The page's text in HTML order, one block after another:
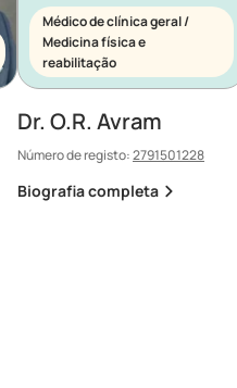
Médico de clínica geral /
Medicina física e
reabilitação
Dr. O.R. Avram
Número de registo:2791501228
Biografia completa